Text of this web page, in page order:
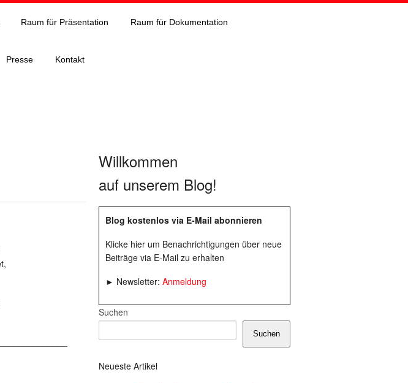
Raum für Präsentation Raum für Dokumentation
Presse Kontakt
Willkommen
auf unserem Blog!
Blog kostenlos via E-Mail abonnieren
Klicke hier um Benachrichtigungen über neue
Beiträge via E-Mail zu erhalten
► Newsletter: Anmeldung
Suchen
Suchen
Neueste Artikel